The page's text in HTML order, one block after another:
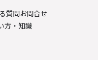
質問お問合せ
方・知識